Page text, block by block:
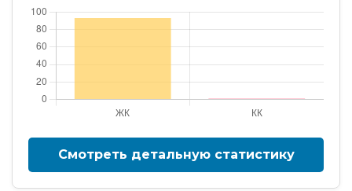
Смотреть детальную статистику